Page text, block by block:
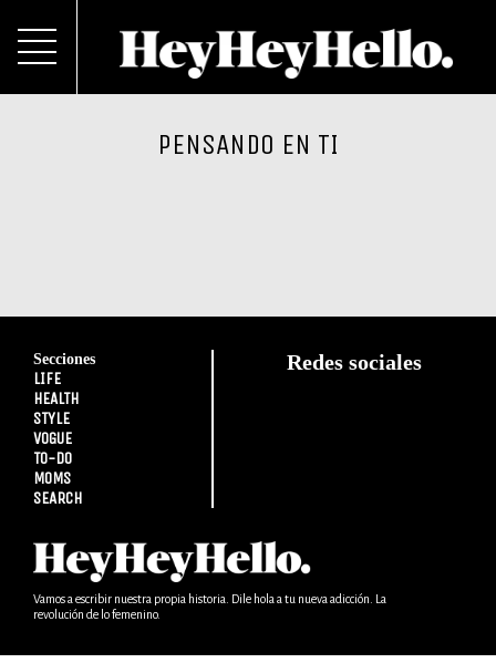
PENSANDO EN TI
Secciones
LIFE
HEALTH
STYLE
VOGUE
TO-DO
MOMS
SEARCH
Redes sociales
Vamos a escribir nuestra propia historia. Dile hola a tu nueva adicción. La
revolución de lo femenino.